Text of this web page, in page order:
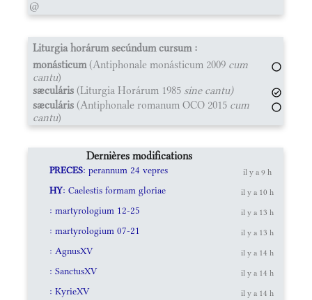
@
Liturgia horárum secúndum cursum :
monásticum(Antiphonale monásticum 2009 cum
cantu)
sæculáris (Liturgia Horárum 1985 sine cantu)
sæculáris (Antiphonale romanum OCO 2015 cum
cantu)
Dernières modifications
PRECES: perannum 24 vepres il y a 9 h
HY: Caelestis formam gloriae il y a 10 h
: martyrologium 12-25 il y a 13 h
: martyrologium 07-21 il y a 13 h
: AgnusXV il y a 14 h
: SanctusXV il y a 14 h
: KyrieXV il y a 14 h